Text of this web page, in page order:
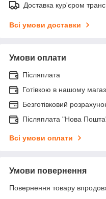
Доставка кур'єром
Всі умови доставки
Умови оплати
Післяплата
Готівкою в нашому
Безготівковий
Післяплата "Нова
Всі умови оплати
Умови повернення
Повернення товару